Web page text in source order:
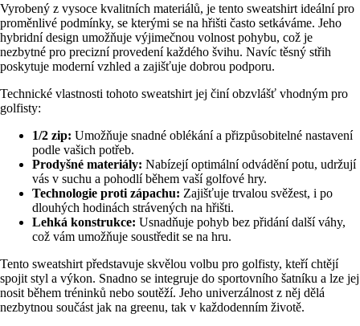
Vyrobený z vysoce kvalitních materiálů, je tento sweatshirt ideální pro
proměnlivé podmínky, se kterými se na hřišti často setkáváme. Jeho
hybridní design umožňuje výjimečnou volnost pohybu, což je
nezbytné pro precizní provedení každého švihu. Navíc těsný střih
poskytuje moderní vzhled a zajišťuje dobrou podporu.
Technické vlastnosti tohoto sweatshirt jej činí obzvlášť vhodným pro
golfisty:
1/2 zip: Umožňuje snadné oblékání a přizpůsobitelné nastavení
podle vašich potřeb.
Prodyšné materiály: Nabízejí optimální odvádění potu, udržují
vás v suchu a pohodlí během vaší golfové hry.
Technologie proti zápachu: Zajišťuje trvalou svěžest, i po
dlouhých hodinách strávených na hřišti.
Lehká konstrukce: Usnadňuje pohyb bez přidání další váhy,
což vám umožňuje soustředit se na hru.
Tento sweatshirt představuje skvělou volbu pro golfisty, kteří chtějí
spojit styl a výkon. Snadno se integruje do sportovního šatníku a lze jej
nosit během tréninků nebo soutěží. Jeho univerzálnost z něj dělá
nezbytnou součást jak na greenu, tak v každodenním životě.